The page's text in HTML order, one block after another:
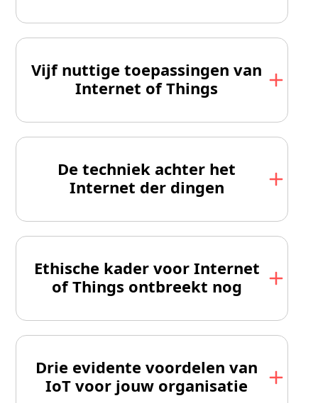
Vijf nuttige toepassingen van
Internet of Things
De techniek achter het
Internet der dingen
Ethische kader voor Internet
of Things ontbreekt nog
Drie evidente voordelen van
IoT voor jouw organisatie